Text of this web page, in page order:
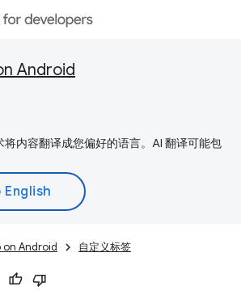
Android
内容翻译成您偏好的语言。AI 翻译可能包
on Android 自定义标签